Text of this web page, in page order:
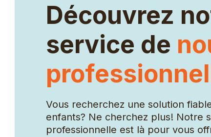
Femme de ménage
Garde malade
Cuisinière
Agent de sécurité
Découvrez
service de
Vous recherchez une solution
enfants? Ne cherchez plus! Notre
professionnelle est là pour vous